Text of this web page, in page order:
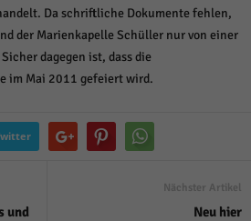
Da schriftliche Dokumente fehlen,
der Marienkapelle Schüller nur von einer
dagegen ist, dass die
im Mai 2011 gefeiert wird.
und
Nächster Artikel
Neu hier
Social-Media-Plattformen werden
Cookies von externen Medien akzeptiert
diese Inhalte keiner manuellen Einwilligung
Informationen anzeigen